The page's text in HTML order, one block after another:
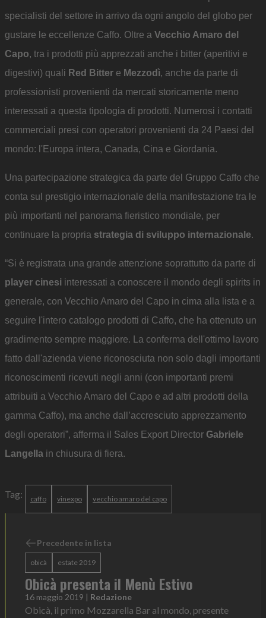
specialisti del settore in arrivo da ogni angolo del globo per
gustare le eccellenze Caffo. Oltre a Vecchio Amaro del
Capo, tra i prodotti più apprezzati anche i bitter (aperitivi e
digestivi) quali Red Bitter e Mezzodì, anche da parte di
professionisti provenienti da mercati storicamente meno
interessati a questa tipologia di prodotti. Numerosi i contatti
commerciali presi con operatori provenienti da 24 Paesi del
mondo: l'Europa intera, Canada, Cina e Giordania.
Una partecipazione strategica da parte del Gruppo Caffo che
conta sul prestigio internazionale della manifestazione tra le
più importanti nel panorama fieristico mondiale, per
continuare la propria strategia di sviluppo internazionale.
“Si è registrata una grande attenzione soprattutto da parte di
player cinesi interessati a conoscere il mondo degli spirits in
generale, con Vecchio Amaro del Capo in cima alla lista e a
seguire l'intero catalogo prodotti di Caffo, che ha ottenuto un
gradimento sempre maggiore. La conferma dell'ottimo lavoro
fatto dall'azienda viene riconosciuta non solo dagli importanti
riconoscimenti ricevuti negli anni (con importanti premi
attribuiti a Vecchio Amaro del Capo e ad altri prodotti della
gamma Caffo), ma anche dall’accresciuto apprezzamento
degli operatori”, afferma il Sales Export Director Gabriele
Langella in chiusura di fiera.
Tag: caffo vinexpo vecchio amaro del capo
Precedente in lista
obicà estate 2019
Obicà presenta il Menù Estivo
16 maggio 2019 | Redazione
Obicà, il primo Mozzarella Bar al mondo, presente